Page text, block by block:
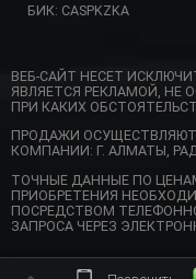
БИК: CASPKZKA
ВЕБ-САЙТ НЕСЕТ
ЯВЛЯЕТСЯ РЕКЛАМОЙ, НЕ
ПРИ КАКИХ
ПРОДАЖИ
КОМПАНИИ: Г. АЛМАТЫ,
ТОЧНЫЕ ДАННЫЕ ПО
ПРИОБРЕТЕНИЯ
ПОСРЕДСТВОМ
ЗАПРОСА ЧЕРЕЗ